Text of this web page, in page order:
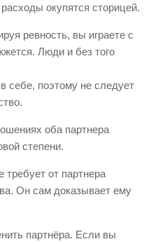
окупятся сторицей.
ревность, вы играете с
Люди и без того
себе, поэтому не следует
оба партнера
степени.
от партнера
Он сам доказывает ему
партнёра. Если вы